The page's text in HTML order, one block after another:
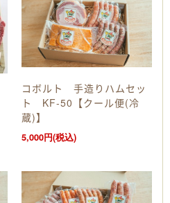
コボルト 手造りハムセッ
ト KF-50【クール便(冷
蔵)】
5,000円(税込)